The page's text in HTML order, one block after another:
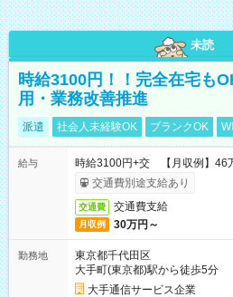
未読
時給3100円！！完全在宅も
用・業務改善推進
派遣 社会人未経験OK ブランクOK
給与
時給3100円+交 【月収例】46
交通費別途支給あり
交通費 交通費支給
月収例 30万円～
勤務地
東京都千代田区
大手町(東京都)駅から徒歩5分
大手通信サービス企業